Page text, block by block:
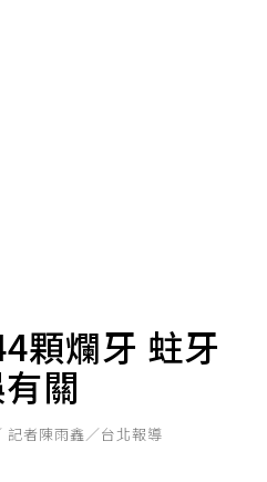
顆爛牙 蛀牙
關
記者陳雨鑫／台北報導